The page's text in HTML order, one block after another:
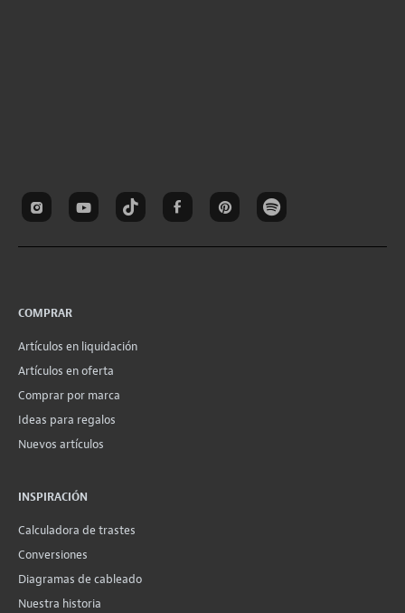
COMPRAR
Artículos en liquidación
Artículos en oferta
Comprar por marca
Ideas para regalos
Nuevos artículos
INSPIRACIÓN
Calculadora de trastes
Conversiones
Diagramas de cableado
Nuestra historia